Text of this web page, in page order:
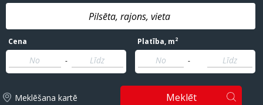
Cena
-
Platība, m2
-
Meklēšana kartē Meklēt